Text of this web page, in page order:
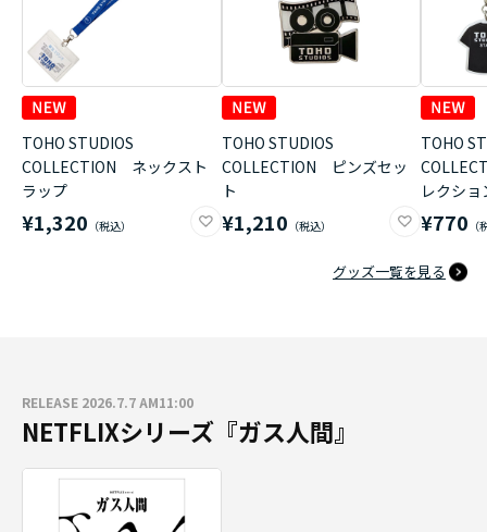
TOHO STUDIOS
COLLECTION ネックスト
ラップ
¥1,320
TOHO STUDIOS
COLLECTION ピンズセッ
ト
¥1,210
TOHO
レクシ
¥770
グッズ一覧を見る
RELEASE 2026.7.7 AM11:00
NETFLIXシリーズ『ガス人間』